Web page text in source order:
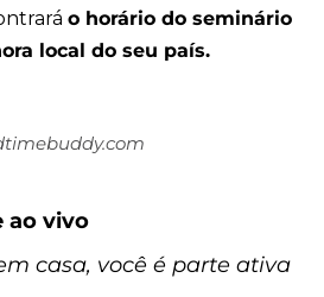
o horário do seminário
local do seu país.
ao vivo
casa, você é parte ativa